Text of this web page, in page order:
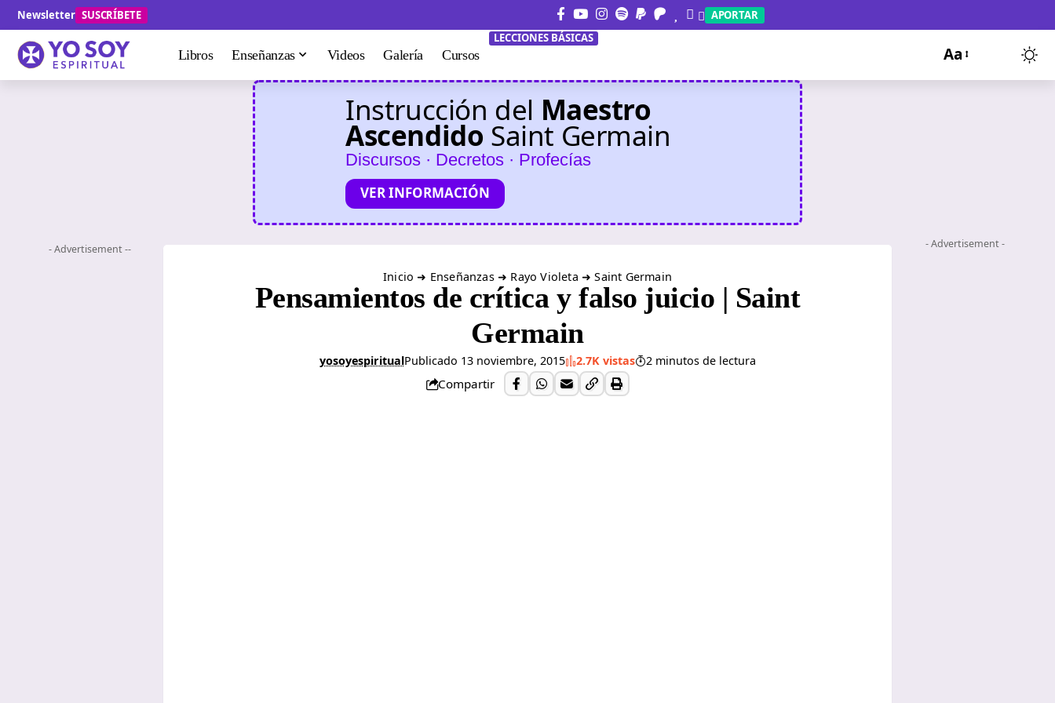
Newsletter SUSCRÍBETE APORTAR
Libros Enseñanzas Videos Galería Cursos
LECCIONES BÁSICAS
Aa
Instrucción del Maestro
Ascendido Saint Germain
Discursos · Decretos · Profecías
VER INFORMACIÓN
- Advertisement --
Inicio ➜ Enseñanzas➜ Rayo Violeta ➜Saint Germain
Pensamientos de crítica y falso juicio | Saint
Germain
yosoyespiritualPublicado 13 noviembre, 2015 2.7K vistas 2 minutos de lectura
Compartir
- Advertisement -